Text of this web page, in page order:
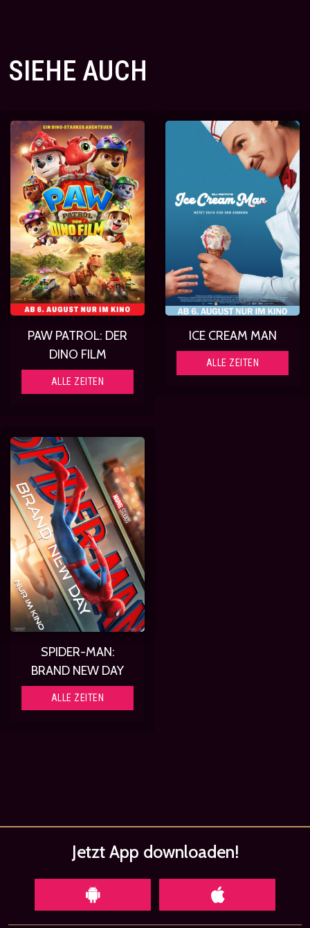
SIEHE AUCH
PAW PATROL: DER
DINO FILM
ALLE ZEITEN
ICE CREAM MAN
ALLE ZEITEN
SPIDER-MAN:
BRAND NEW DAY
ALLE ZEITEN
Jetzt App downloaden!